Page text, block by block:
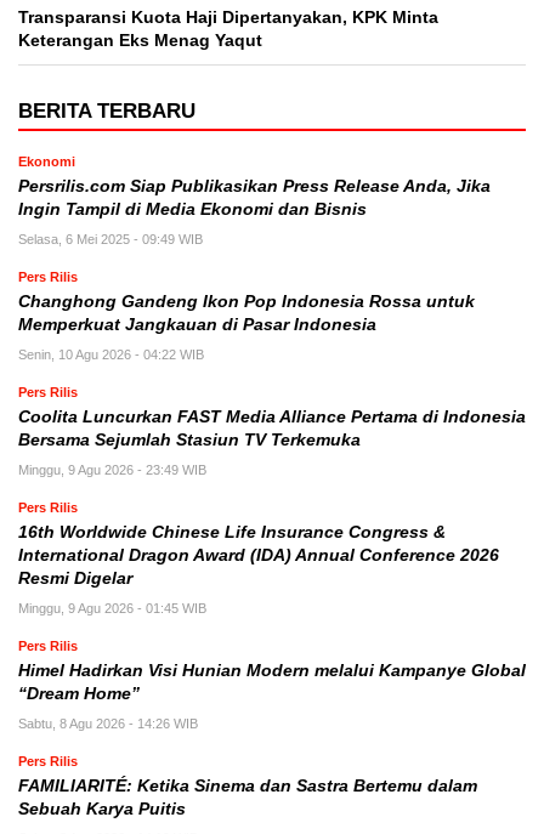
Transparansi Kuota Haji Dipertanyakan, KPK Minta
Keterangan Eks Menag Yaqut
BERITA TERBARU
Ekonomi
Persrilis.com Siap Publikasikan Press Release Anda, Jika
Ingin Tampil di Media Ekonomi dan Bisnis
Selasa, 6 Mei 2025 - 09:49 WIB
Pers Rilis
Changhong Gandeng Ikon Pop Indonesia Rossa untuk
Memperkuat Jangkauan di Pasar Indonesia
Senin, 10 Agu 2026 - 04:22 WIB
Pers Rilis
Coolita Luncurkan FAST Media Alliance Pertama di Indonesia
Bersama Sejumlah Stasiun TV Terkemuka
Minggu, 9 Agu 2026 - 23:49 WIB
Pers Rilis
16th Worldwide Chinese Life Insurance Congress &
International Dragon Award (IDA) Annual Conference 2026
Resmi Digelar
Minggu, 9 Agu 2026 - 01:45 WIB
Pers Rilis
Himel Hadirkan Visi Hunian Modern melalui Kampanye Global
“Dream Home”
Sabtu, 8 Agu 2026 - 14:26 WIB
Pers Rilis
FAMILIARITÉ: Ketika Sinema dan Sastra Bertemu dalam
Sebuah Karya Puitis